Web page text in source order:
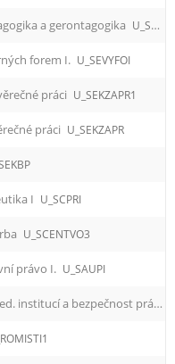
a gerontagogika U_SOANAGE
forem I. U_SEVYFOI
práci U_SEKZAPR1
práci U_SEKZAPR
I U_SCPRI
U_SCENTVO3
právo I. U_SAUPI
U_RSPIABPP Řízení spec. ped. institucí a bezpečnost práce ped. prac.